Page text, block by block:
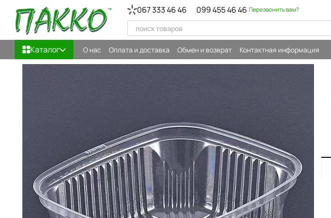
Перейти к основному контенту 067 333 46 46 099 455 46 46 Перезвонить вам?
Каталог О нас Оплата и доставка Обмен и возврат Контактная информация